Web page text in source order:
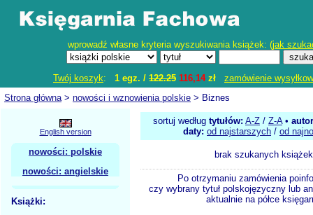
wprowadź własne kryteria wyszukiwania książek: (jak
Twój koszyk: 1 egz. / 122.25 116,14zł
zamówienie
Strona główna> nowości i wznowienia polskie > Biznes
English version
nowości: polskie
nowości: angielskie
Książki:
sortuj według tytułów: A-Z / Z-A•
daty: od najstarszych / od
brak szukanych książek
Po otrzymaniu zamówienia
czy wybrany tytuł polskojęzyczny lub
aktualnie na półce